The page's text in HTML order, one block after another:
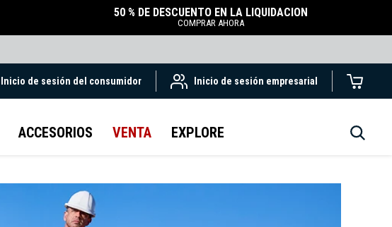
50 % DE DESCUENTO EN LA LIQUIDACIÓN
COMPRAR AHORA
Inicio de sesión del consumidor Inicio de sesión empresarial
ACCESORIOS VENTA EXPLORE